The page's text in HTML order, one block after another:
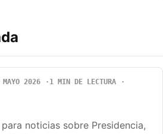
2026
1 MIN DE LECTURA
noticias sobre Presidencia,